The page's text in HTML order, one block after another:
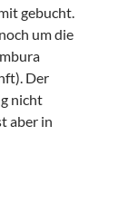
gebucht.
um die
Der
nicht
aber in